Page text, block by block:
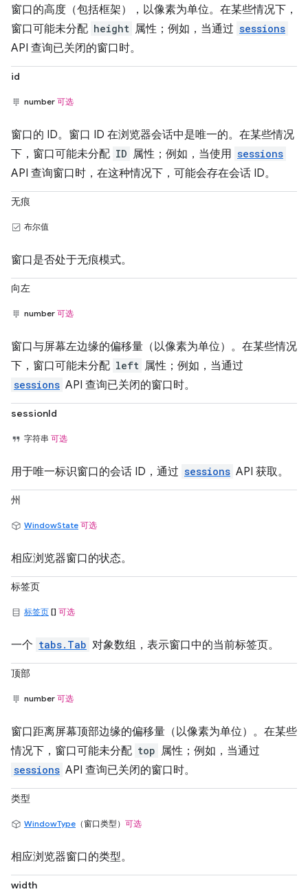
窗口的高度（包括框架），以像素为单位。在某些情况下，
窗口可能未分配 height 属性；例如，当通过 sessions
API 查询已关闭的窗口时。
id
number 可选
窗口的 ID。窗口 ID 在浏览器会话中是唯一的。在某些情况
下，窗口可能未分配 ID 属性；例如，当使用 sessions
API 查询窗口时，在这种情况下，可能会存在会话 ID。
无痕
布尔值
窗口是否处于无痕模式。
向左
number 可选
窗口与屏幕左边缘的偏移量（以像素为单位）。在某些情况
下，窗口可能未分配 left 属性；例如，当通过
sessions API 查询已关闭的窗口时。
sessionId
字符串 可选
用于唯一标识窗口的会话 ID，通过 sessions API 获取。
州
WindowState 可选
相应浏览器窗口的状态。
标签页
标签页 [] 可选
一个 tabs.Tab 对象数组，表示窗口中的当前标签页。
顶部
number 可选
窗口距离屏幕顶部边缘的偏移量（以像素为单位）。在某些
情况下，窗口可能未分配 top 属性；例如，当通过
sessions API 查询已关闭的窗口时。
类型
WindowType （窗口类型） 可选
相应浏览器窗口的类型。
width